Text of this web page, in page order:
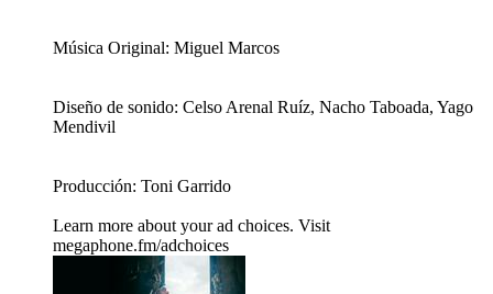
Música Original: Miguel Marcos
Diseño de sonido: Celso Arenal Ruíz, Nacho Taboada, Yago
Mendivil
Producción: Toni Garrido
Learn more about your ad choices. Visit
megaphone.fm/adchoices